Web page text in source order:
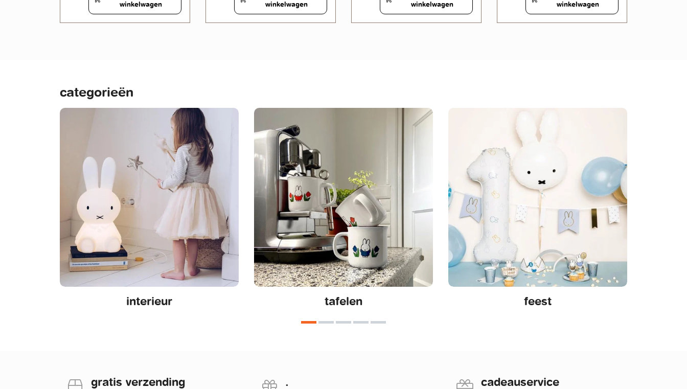
winkelwagen
winkelwagen
winkelwagen
winkelwagen
categorieën
interieur tafelen feest
gratis verzending . cadeauservice